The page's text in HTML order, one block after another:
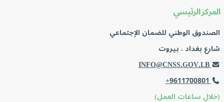
المركز الرئيسي
الصندوق الوطني للضمان الإجتماعي
شارع بغداد ، بيروت
INFO@CNSS.GOV.LB
+9611700801
(خلال ساعات العمل)